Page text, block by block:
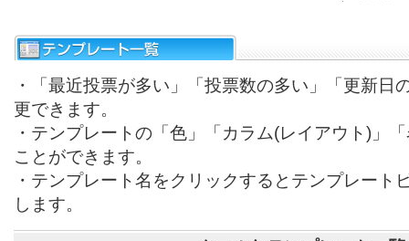
・「最近投票が多い」「投票数の多い」「更新日
更できます。
・テンプレートの「色」「カラム(レイアウト)」
ことができます。
・テンプレート名をクリックするとテンプレート
します。